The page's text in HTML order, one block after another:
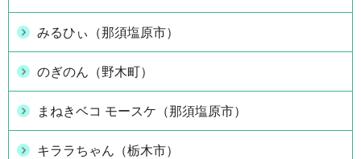
みるひぃ（那須塩原市）
のぎのん（野木町）
まねきベコ モースケ（那須塩原市）
キララちゃん（栃木市）